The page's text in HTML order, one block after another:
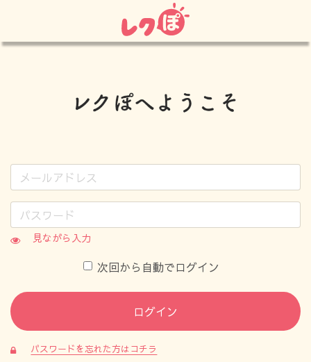
見ながら入力
次回から自動でログイン
ログイン
パスワードを忘れた方はコチラ